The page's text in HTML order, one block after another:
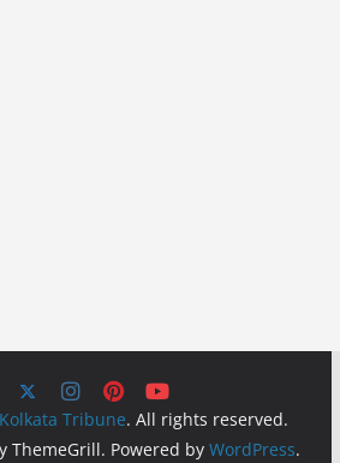
Kolkata Tribune. All rights reserved.
ThemeGrill. Powered by WordPress.